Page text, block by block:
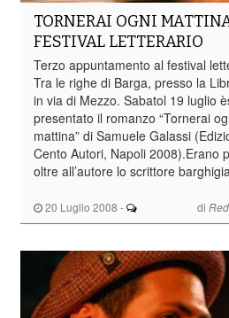
20 Luglio 2008 - di
TORNERAI OGNI
FESTIVAL LETTERARIO
Terzo appuntamento al festival
Tra le righe di Barga, presso la
in via di Mezzo. Sabatol 19 luglio
presentato il romanzo “Tornerai
mattina” di Samuele Galassi
Cento Autori, Napoli 2008).Erano
oltre all’autore lo scrittore